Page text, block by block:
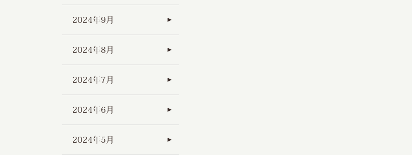
2024年9月
2024年8月
2024年7月
2024年6月
2024年5月